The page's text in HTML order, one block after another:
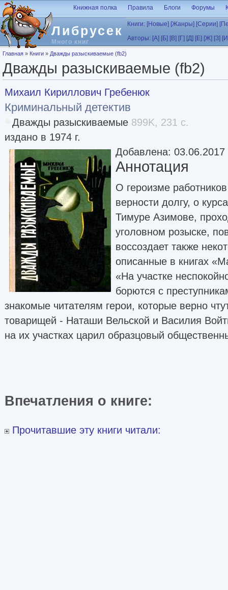
Перейти к основному содержанию
Либрусек
Много книг
Книжная полка Правила Блоги Форумы
Книги: [Новые] [Жанры] [Серии]
Авторы: [А] [Б] [В] [Г] [Д] [Е] [Ж] [З]
Вы здесь
Главная » Книги » Дважды разыскиваемые (fb2)
Дважды разыскиваемые (fb2)
Михаил Кириллович Гребенюк
Криминальный детектив
Дважды разыскиваемые 899K, 231 с.
издано в 1974 г.
Добавлена: 03.06.2017
Аннотация
О героизме
верности долгу, о
Тимуре Азимове,
уголовном розыске,
воссоздает также
описанные в книгах
«На участке
борются с
знакомые читателям герои, которые верно
товарищей - Наташи Вельской и Василия
на их участках царил образцовый
Впечатления о книге:
Прочитавшие эту книги читали: